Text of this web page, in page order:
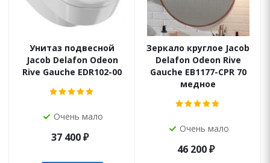
Унитаз подвесной
Jacob Delafon Odeon
Rive Gauche EDR102-00
Очень мало
37 400₽
Зеркало круглое Jacob
Delafon Odeon Rive
Gauche EB1177-CPR 70
медное
Очень мало
46 200₽